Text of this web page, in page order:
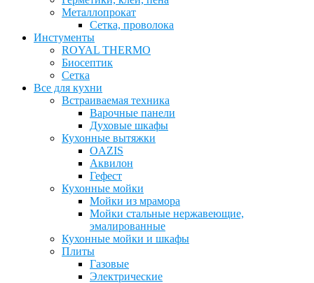
Металлопрокат
Сетка, проволока
Инстументы
ROYAL THERMO
Биосептик
Сетка
Все для кухни
Встраиваемая техника
Варочные панели
Духовые шкафы
Кухонные вытяжки
OAZIS
Аквилон
Гефест
Кухонные мойки
Мойки из мрамора
Мойки стальные нержавеющие,
эмалированные
Кухонные мойки и шкафы
Плиты
Газовые
Электрические